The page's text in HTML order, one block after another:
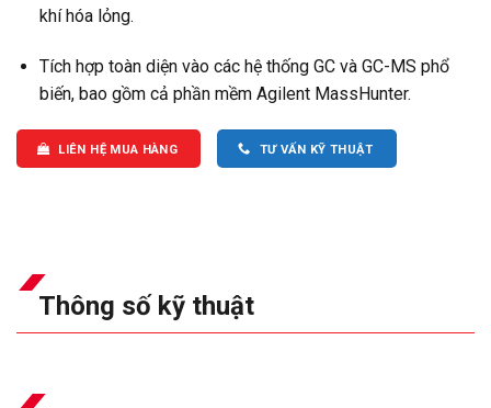
khí hóa lỏng.
Tích hợp toàn diện vào các hệ thống GC và GC-MS phổ
biến, bao gồm cả phần mềm Agilent MassHunter.
LIÊN HỆ MUA HÀNG TƯ VẤN KỸ THUẬT
Thông số kỹ thuật